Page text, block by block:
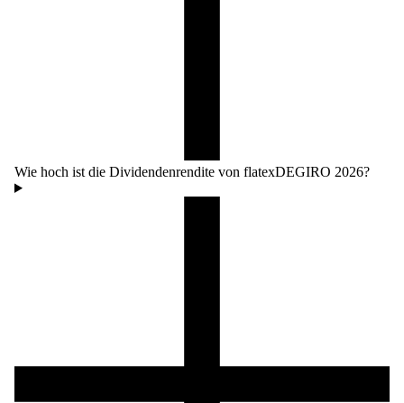
Wie hoch ist die Dividendenrendite von flatexDEGIRO 2026?